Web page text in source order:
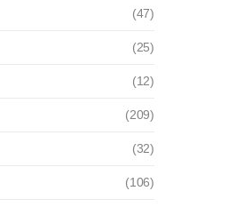
(47)
(25)
(12)
(209)
(32)
(106)